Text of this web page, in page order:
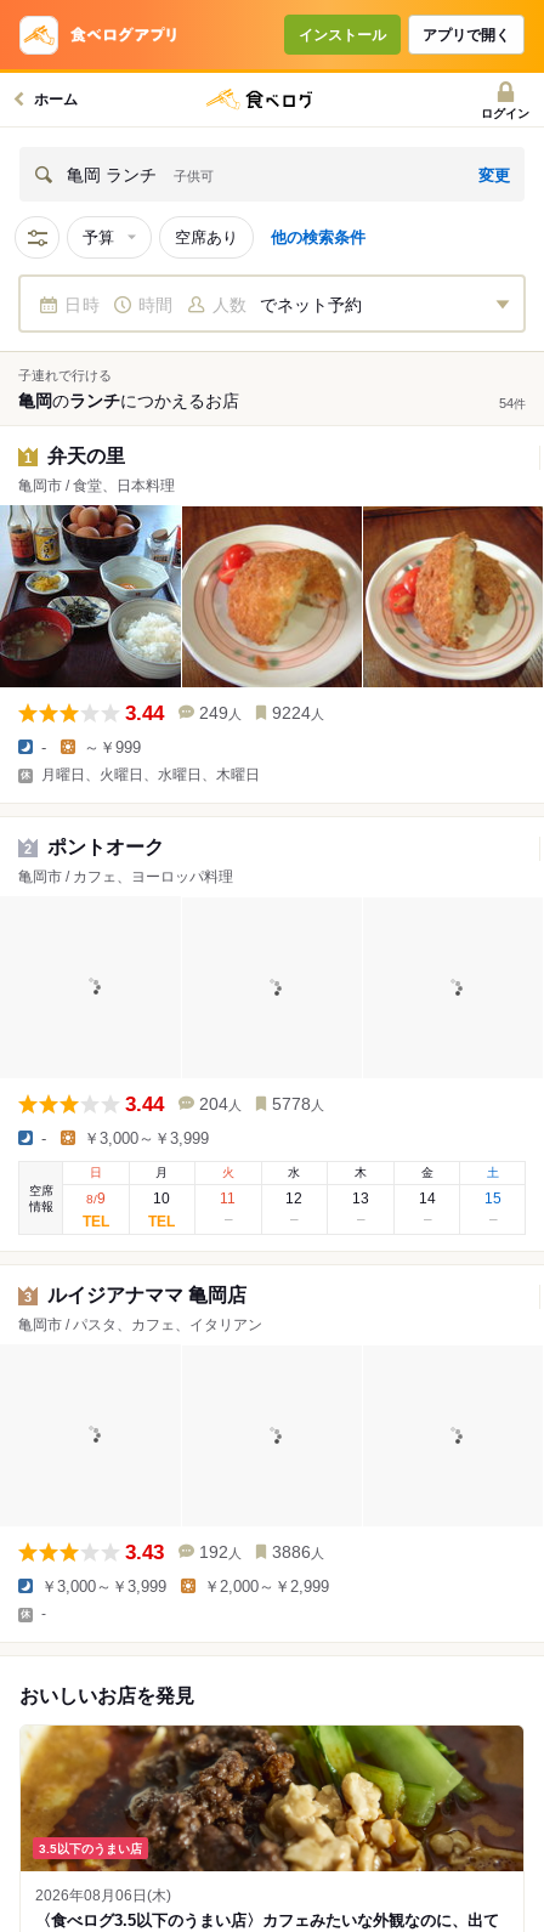
インストール アプリで開く
ホーム
ログイン
亀岡 ランチ 子供可 変更
予算 空席あり 他の検索条件
日時 時間 人数 でネット予約
子連れで行ける
亀岡のランチにつかえるお店 54件
1 弁天の里
亀岡市 / 食堂、日本料理
3.44 249 人 9224 人
- ～￥999
月曜日、火曜日、水曜日、木曜日
2 ポントオーク
亀岡市 / カフェ、ヨーロッパ料理
3.44 204 人 5778 人
- ￥3,000～￥3,999
空席
情報
日
8/9
月
10
火
11
水
12
木
13
金
14
土
15
3 ルイジアナママ 亀岡店
亀岡市 / パスタ、カフェ、イタリアン
3.43 192 人 3886 人
￥3,000～￥3,999 ￥2,000～￥2,999
-
おいしいお店を発見
3.5以下のうまい店
2026年08月06日(木)
〈食べログ3.5以下のうまい店〉カフェみたいな外観なのに、出て